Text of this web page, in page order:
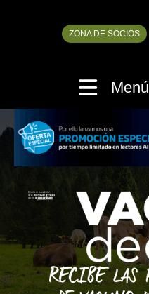
ZONA DE SOCIOS
Menú